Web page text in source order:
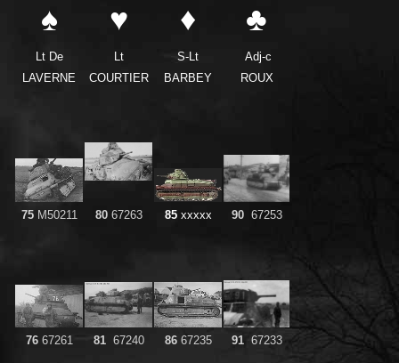
♠ ♥ ♦ ♣
Lt De
LAVERNE
Lt
COURTIER
S-Lt
BARBEY
Adj-c
ROUX
75M50211 8067263 85xxxxx 9067253
7667261 8167240 8667235 9167233